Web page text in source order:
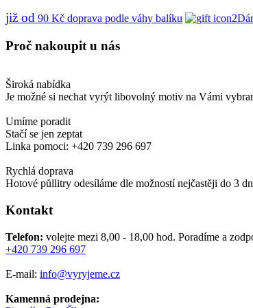
již od 90 Kč doprava podle váhy balíku
Proč nakoupit u nás
Široká nabídka
Je možné si nechat vyrýt libovolný motiv na Vámi
Umíme poradit
Stačí se jen zeptat
Linka pomoci: +420 739 296 697
Rychlá doprava
Hotové půllitry odesíláme dle možností nejčastěji do 3
Kontakt
Telefon: volejte mezi 8,00 - 18,00 hod. Poradíme a
+420 739 296 697
E-mail: info@vyryjeme.cz
Kamenná prodejna: